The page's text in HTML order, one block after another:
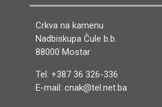
Crkva na kamenu
Nadbiskupa Čule b.b.
88000 Mostar
Tel. +387 36 326-336
E-mail: cnak@tel.net.ba